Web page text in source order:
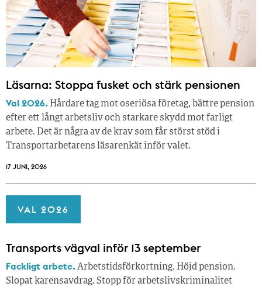
Läsarna: Stoppa fusket och stärk pensionen
Val 2026. Hårdare tag mot oseriösa företag, bättre pension
efter ett långt arbetsliv och starkare skydd mot farligt
arbete. Det är några av de krav som får störst stöd i
Transportarbetarens läsar­enkät inför valet.
17 JUNI, 2026
VAL 2026
Transports vägval inför 13 september
Fackligt arbete.Arbetstidsförkortning. Höjd pension.
Slopat karensavdrag. Stopp för arbetslivskriminalitet